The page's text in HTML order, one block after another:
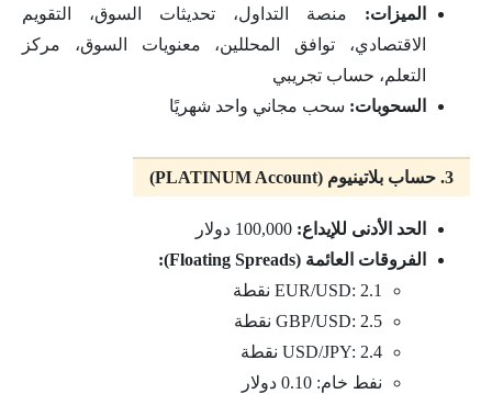
الميزات: منصة التداول، تحديثات السوق، التقويم
الاقتصادي، توافق المحللين، معنويات السوق، مركز
التعلم، حساب تجريبي
السحوبات: سحب مجاني واحد شهريًا
3. حساب بلاتينيوم (PLATINUM Account)
الحد الأدنى للإيداع:
الفروقات العائمة (Floating Spreads):
EUR/USD: 2.1 نقطة
GBP/USD: 2.5 نقطة
USD/JPY: 2.4 نقطة
نفط خام: 0.10 دولار